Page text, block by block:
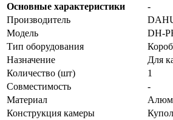
Основные характеристики
-
Производитель
Модель
DH-
Тип оборудования
Назначение
Для
Количество (шт)
1
Совместимость
-
Материал
Конструкция камеры